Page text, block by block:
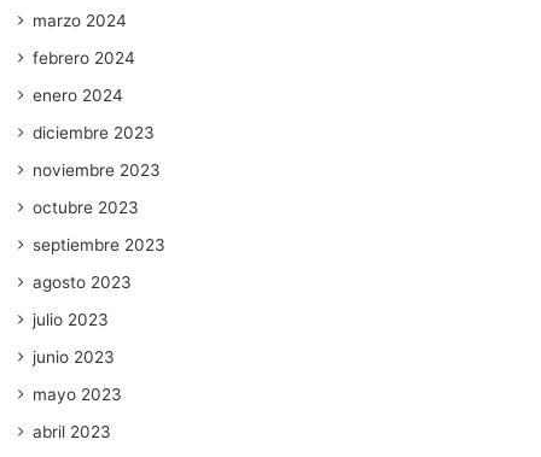
marzo 2024
febrero 2024
enero 2024
diciembre 2023
noviembre 2023
octubre 2023
septiembre 2023
agosto 2023
julio 2023
junio 2023
mayo 2023
abril 2023